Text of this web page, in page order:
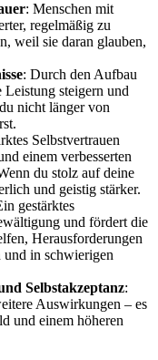
: Menschen mit
regelmäßig zu
weil sie daran glauben,
: Durch den Aufbau
Leistung steigern und
nicht länger von
Selbstvertrauen
einem verbesserten
du stolz auf deine
und geistig stärker.
gestärktes
und fördert die
Herausforderungen
und in schwierigen
Selbstakzeptanz:
Auswirkungen – es
und einem höheren